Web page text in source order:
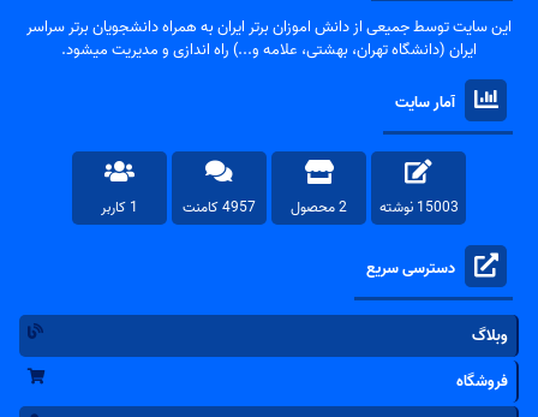
این سایت توسط جمیعی از دانش اموزان برتر ایران به همراه دانشجویان برتر سراسر
ایران (دانشگاه تهران، بهشتی، علامه و...) راه اندازی و مدیریت میشود.
آمار سایت
15003 نوشته 2 محصول 4957 کامنت 1 کاربر
دسترسی سریع
وبلاگ
فروشگاه